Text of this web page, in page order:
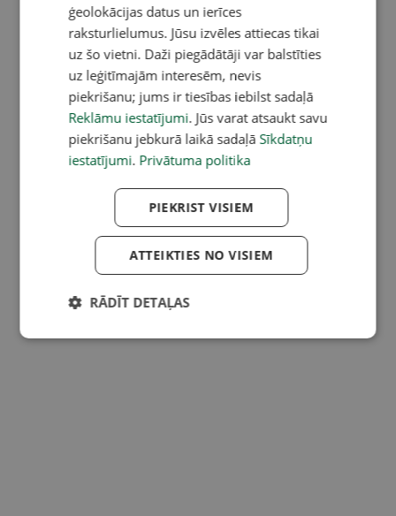
ģeolokācijas datus un ierīces
raksturlielumus. Jūsu izvēles attiecas tikai
uz šo vietni. Daži piegādātāji var balstīties
uz leģitīmajām interesēm, nevis
piekrišanu; jums ir tiesības iebilst sadaļā
Reklāmu iestatījumi. Jūs varat atsaukt savu
piekrišanu jebkurā laikā sadaļā Sīkdatņu
iestatījumi. Privātuma politika
PIEKRIST VISIEM
ATTEIKTIES NO VISIEM
RĀDĪT DETAĻAS